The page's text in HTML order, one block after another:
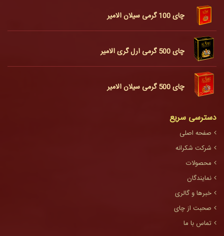
چای 100 گرمی سیلان الامیر
چای 500 گرمی ارل گری الامیر
چای 500 گرمی سیلان الامیر
دسترسی سریع
صفحه اصلی
شرکت شکرانه
محصولات
نمایندگان
خبرها و گالری
صحبت از چای
تماس با ما